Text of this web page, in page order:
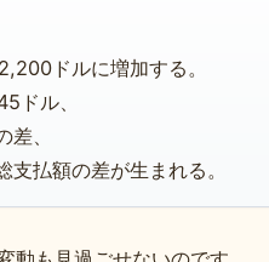
ドルに増加する。
ドル、
、
払額の差が生まれる。